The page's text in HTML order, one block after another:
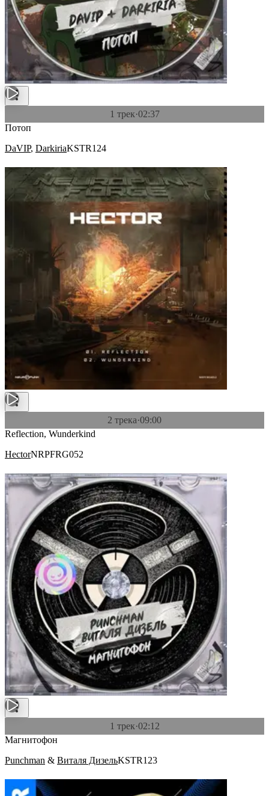
1 трек·02:37
Потоп
DaVIP, DarkiriaKSTR124
2 трека·09:00
Reflection, Wunderkind
HectorNRPFRG052
1 трек·02:12
Магнитофон
Punchman & Виталя ДизельKSTR123